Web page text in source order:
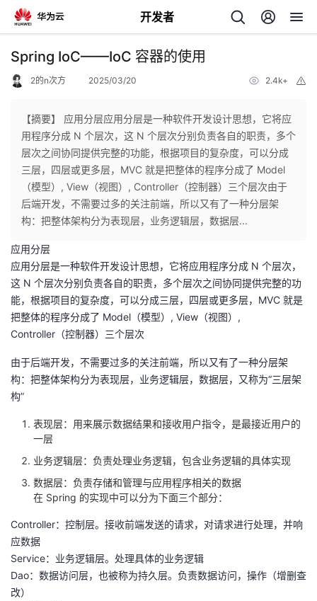
开发者
返
个
人
页
我
开
发
者
我
客
论
的
子
我
直
播
的
活
我
的
我
Spring IoC——IoC 容器的使用
2的n次方 2025/03/20 2.4k+
【摘要】 应用分层应用分层是一种软件开发设计思想，它将应
用程序分成 N 个层次，这 N 个层次分别负责各自的职责，多个
层次之间协同提供完整的功能，根据项目的复杂度，可以分成
三层，四层或更多层，MVC 就是把整体的程序分成了 Model
（模型）, View（视图）, Controller（控制器）三个层次由于
后端开发，不需要过多的关注前端，所以又有了一种分层架
构：把整体架构分为表现层，业务逻辑层，数据层...
应用分层
应用分层是一种软件开发设计思想，它将应用程序分成 N 个层次，
这 N 个层次分别负责各自的职责，多个层次之间协同提供完整的功
能，根据项目的复杂度，可以分成三层，四层或更多层，MVC 就是
把整体的程序分成了 Model（模型）, View（视图）,
Controller（控制器）三个层次
由于后端开发，不需要过多的关注前端，所以又有了一种分层架
构：把整体架构分为表现层，业务逻辑层，数据层，又称为“三层架
构”
表现层：用来展示数据结果和接收用户指令，是最接近用户的
一层
业务逻辑层：负责处理业务逻辑，包含业务逻辑的具体实现
数据层：负责存储和管理与应用程序相关的数据
在 Spring 的实现中可以分为下面三个部分：
Controller：控制层。接收前端发送的请求，对请求进行处理，并响
应数据
Service：业务逻辑层。处理具体的业务逻辑
Dao：数据访问层，也被称为持久层。负责数据访问，操作（增删查
改）